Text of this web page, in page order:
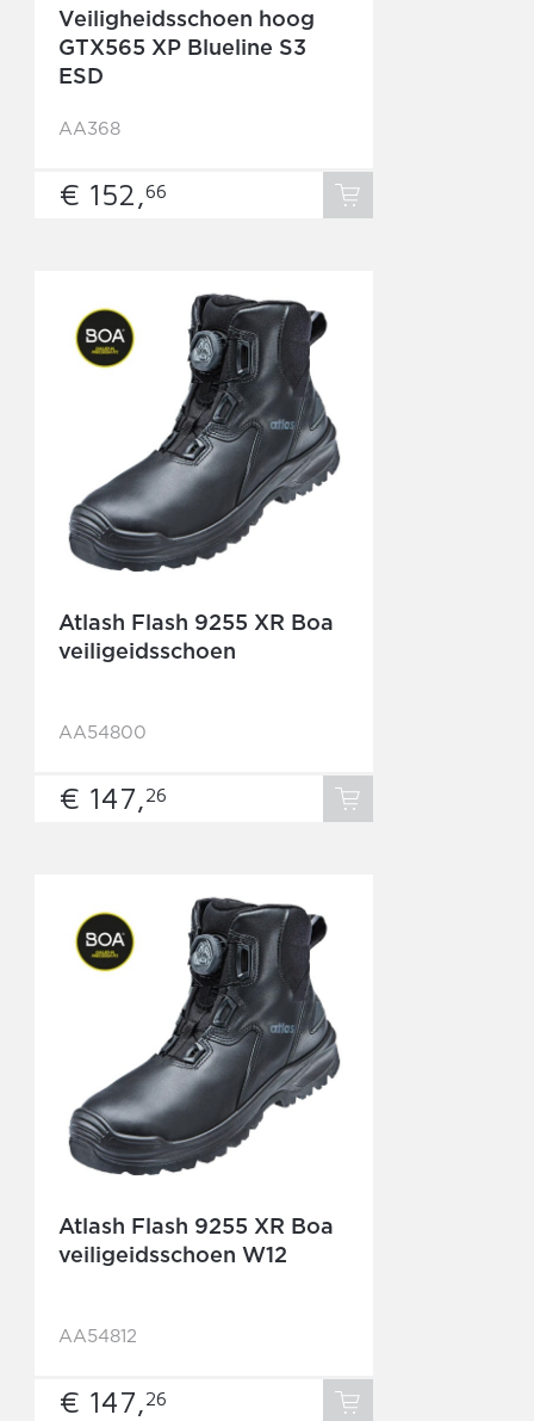
Veiligheidsschoen hoog
GTX565 XP Blueline S3
ESD
AA368
€ 152,66
Atlash Flash 9255 XR Boa
veiligeidsschoen
AA54800
€ 147,26
Atlash Flash 9255 XR Boa
veiligeidsschoen W12
AA54812
€ 147,26